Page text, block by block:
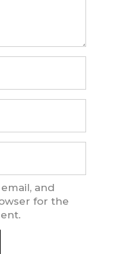
and
for the